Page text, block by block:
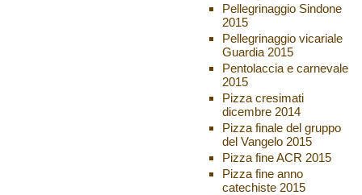
Pellegrinaggio Sindone
2015
Pellegrinaggio vicariale
Guardia 2015
Pentolaccia e carnevale
2015
Pizza cresimati
dicembre 2014
Pizza finale del gruppo
del Vangelo 2015
Pizza fine ACR 2015
Pizza fine anno
catechiste 2015